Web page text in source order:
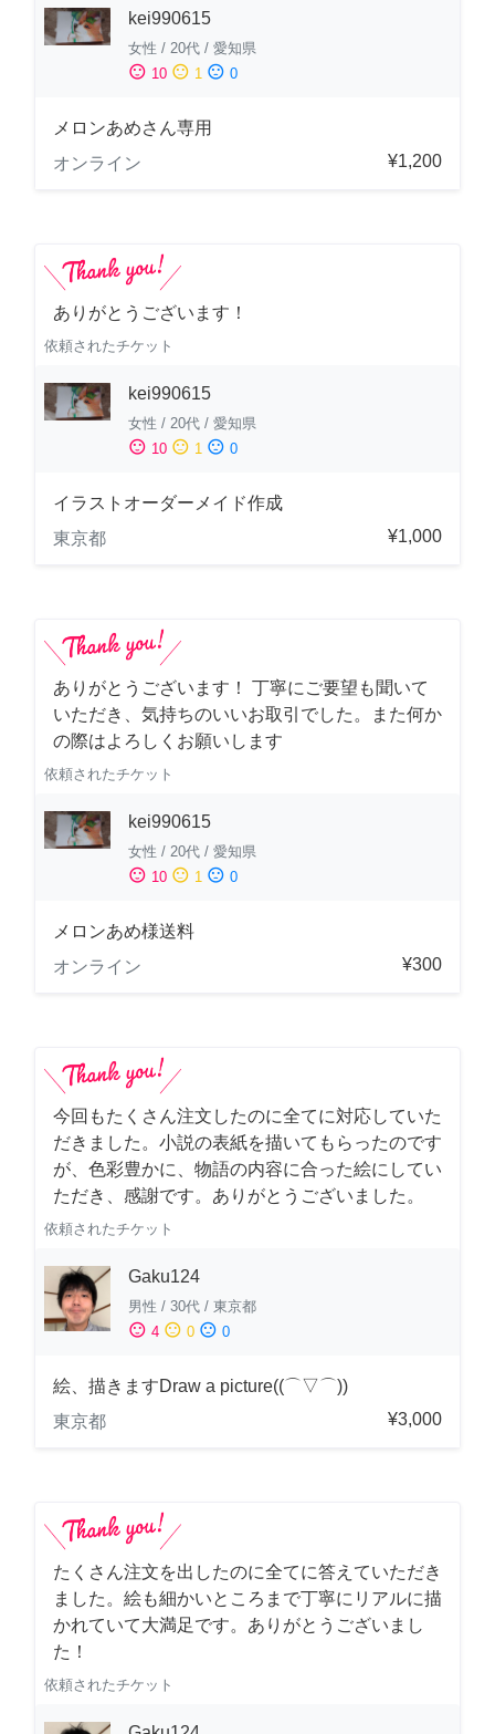
kei990615
女性 / 20代 / 愛知県
sentiment_satisfied 10 sentiment_neutral 1 sentiment_dissatisfied 0
メロンあめさん専用
オンライン
¥1,200
ありがとうございます！
依頼されたチケット
kei990615
女性 / 20代 / 愛知県
sentiment_satisfied 10 sentiment_neutral 1 sentiment_dissatisfied 0
イラストオーダーメイド作成
東京都
¥1,000
ありがとうございます！ 丁寧にご要望も聞いて
いただき、気持ちのいいお取引でした。また何か
の際はよろしくお願いします
依頼されたチケット
kei990615
女性 / 20代 / 愛知県
sentiment_satisfied 10 sentiment_neutral 1 sentiment_dissatisfied 0
メロンあめ様送料
オンライン
¥300
今回もたくさん注文したのに全てに対応していた
だきました。小説の表紙を描いてもらったのです
が、色彩豊かに、物語の内容に合った絵にしてい
ただき、感謝です。ありがとうございました。
依頼されたチケット
Gaku124
男性 / 30代 / 東京都
sentiment_satisfied 4 sentiment_neutral 0 sentiment_dissatisfied 0
絵、描きますDraw a picture((⌒▽⌒))
東京都
¥3,000
たくさん注文を出したのに全てに答えていただき
ました。絵も細かいところまで丁寧にリアルに描
かれていて大満足です。ありがとうございまし
た！
依頼されたチケット